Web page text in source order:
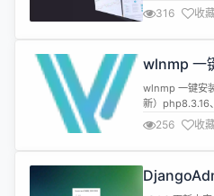
积木一样完全
设计、图表报
报表设计器，
随意拖动组件
阿里一...
316 收
wlnmp 一
wlnmp 一键安
新）php8.3.16
关于 wlnmp
包这个项目，
256 收